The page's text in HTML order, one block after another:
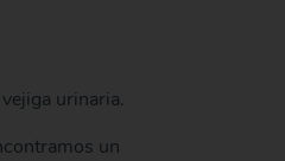
urinaria.
un